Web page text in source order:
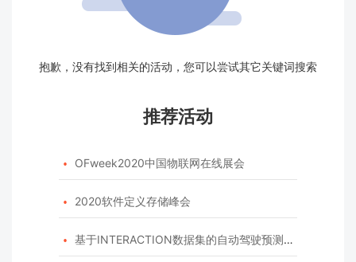
抱歉，没有找到相关的活动，您可以尝试其它关键词搜索
推荐活动
 OFweek2020中国物联网在线展会
 2020软件定义存储峰会
 基于INTERACTION数据集的自动驾驶预测模型挑战赛